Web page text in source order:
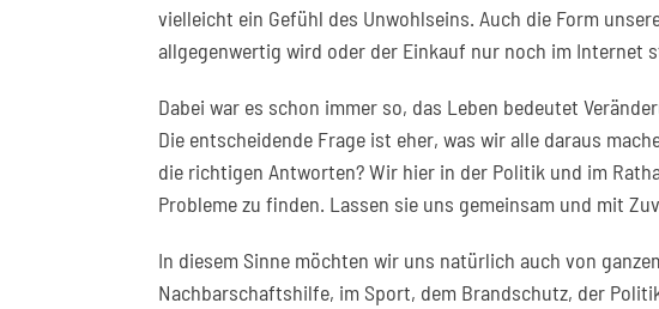
vielleicht ein Gefühl des Unwohlseins. Auch die Form
allgegenwertig wird oder der Einkauf nur noch im Internet
Dabei war es schon immer so, das Leben bedeutet
Die entscheidende Frage ist eher, was wir alle daraus
die richtigen Antworten? Wir hier in der Politik und im
Probleme zu finden. Lassen sie uns gemeinsam und mit
In diesem Sinne möchten wir uns natürlich auch von
Nachbarschaftshilfe, im Sport, dem Brandschutz, der